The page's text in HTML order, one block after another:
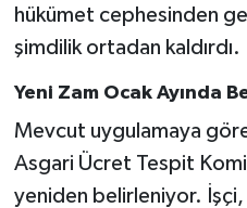
hükümet cephesinden
şimdilik ortadan kaldırdı.
Yeni Zam Ocak Ayında
Mevcut uygulamaya
Asgari Ücret Tespit
yeniden belirleniyor.